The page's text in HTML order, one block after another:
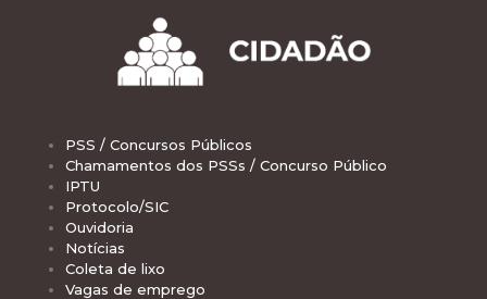
PSS / Concursos Públicos
Chamamentos dos PSSs / Concurso Público
IPTU
Protocolo/SIC
Ouvidoria
Notícias
Coleta de lixo
Vagas de emprego